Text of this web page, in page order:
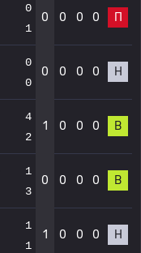
0
1
0 0 0 0 П
0
0
0 0 0 0 Н
4
2
1 0 0 0 В
1
3
0 0 0 0 В
1
1
1 0 0 0 Н